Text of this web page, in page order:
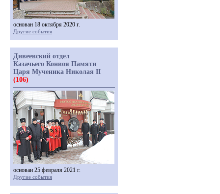
основан 18 октября 2020 г.
Другие события
Дивеевский отдел
Казачьего Конвоя Памяти
Царя Мученика Николая II
(106)
основан 25 февраля 2021 г.
Другие события